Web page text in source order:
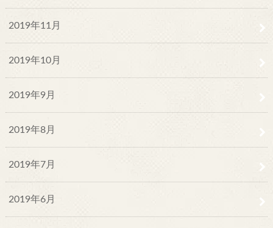
2019年11月
2019年10月
2019年9月
2019年8月
2019年7月
2019年6月